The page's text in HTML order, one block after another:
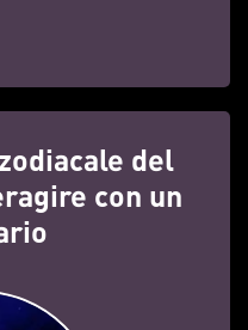
del
con un